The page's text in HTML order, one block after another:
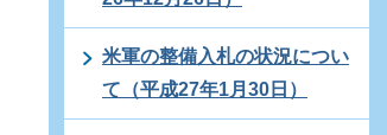
米軍の整備入札の状況につい
て（平成27年1月30日）